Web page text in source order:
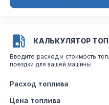
КАЛЬКУЛЯТОР
Введите расход и стоимость
поездки для вашей машины
Расход топлива
Цена топлива